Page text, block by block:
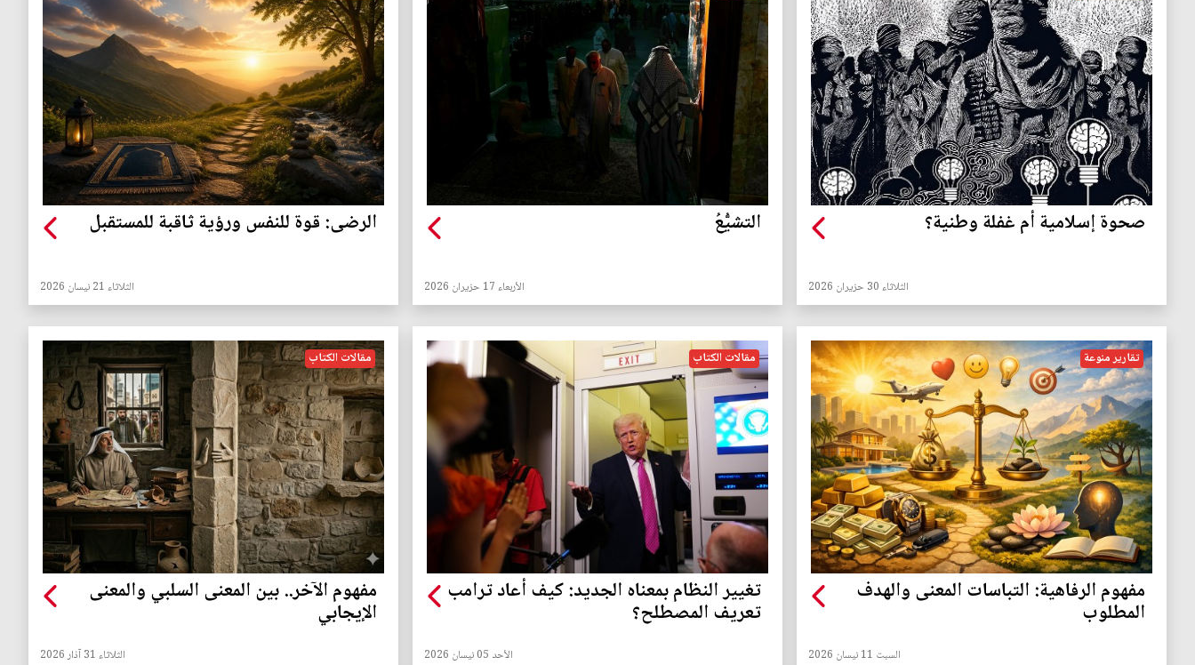
صحوة إسلامية أم غفلة وطنية؟
الثلاثاء 30 حزيران 2026
التشيُّعُ
الأربعاء 17 حزيران 2026
الرضى: قوة للنفس ورؤية ثاقبة للمستقبل
الثلاثاء 21 نيسان 2026
تقارير منوعة
مفهوم الرفاهية: التباسات المعنى والهدف
المطلوب
السبت 11 نيسان 2026
مقالات الكتاب
تغيير النظام بمعناه الجديد: كيف أعاد ترامب
تعريف المصطلح؟
الأحد 05 نيسان 2026
مقالات الكتاب
مفهوم الآخر.. بين المعنى السلبي والمعنى
الإيجابي
الثلاثاء 31 آذار 2026